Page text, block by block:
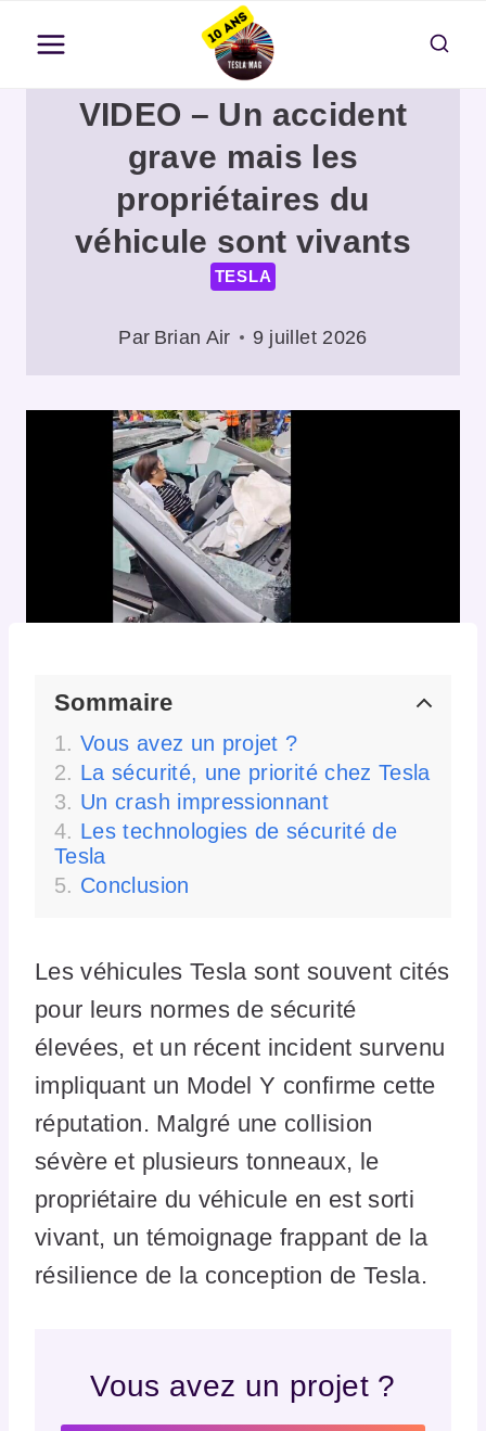
contenu
VIDEO – Un accident
grave mais les
propriétaires du
véhicule sont vivants
TESLA
Par Brian Air 9 juillet 2026
Sommaire
Vous avez un projet ?
La sécurité, une priorité chez Tesla
Un crash impressionnant
Les technologies de sécurité de
Tesla
Conclusion
Les véhicules Tesla sont souvent cités
pour leurs normes de sécurité
élevées, et un récent incident survenu
impliquant un Model Y confirme cette
réputation. Malgré une collision
sévère et plusieurs tonneaux, le
propriétaire du véhicule en est sorti
vivant, un témoignage frappant de la
résilience de la conception de Tesla.
Vous avez un projet ?